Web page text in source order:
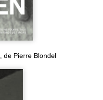
de Pierre Blondel